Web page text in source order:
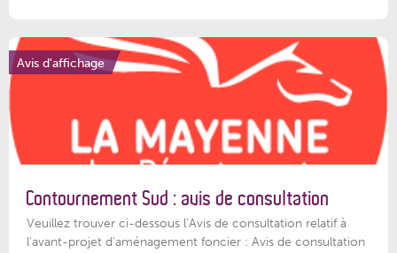
Avis d'affichage
Contournement Sud : avis de consultation
Veuillez trouver ci-dessous l’Avis de consultation relatif à
l'avant-projet d'aménagement foncier : Avis de consultation